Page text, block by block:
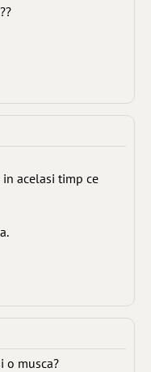
acelasi timp ce
o musca?